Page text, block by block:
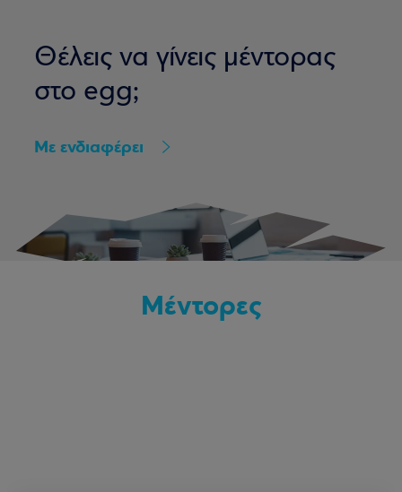
Θέλεις να γίνεις μέντορας
στο egg;
Με ενδιαφέρει
Μέντορες